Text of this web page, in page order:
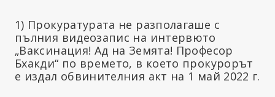
1) Прокуратурата не разполагаше с
пълния видеозапис на интервюто
„Ваксинация! Ад на Земята! Професор
Бхакди“ по времето, в което прокурорът
е издал обвинителния акт на 1 май 2022 г.